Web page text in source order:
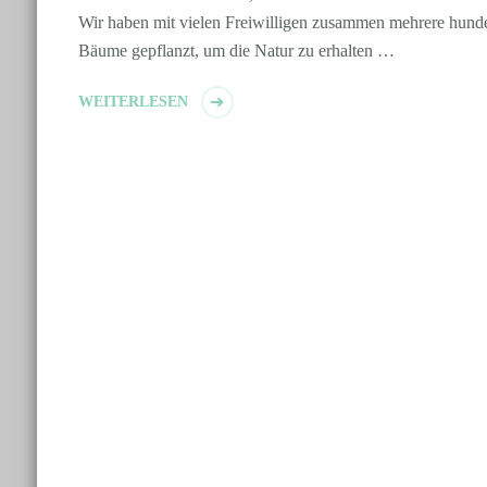
Wir haben mit vielen Freiwilligen zusammen mehrere
Bäume gepflanzt, um die Natur zu erhalten …
WEITERLESEN